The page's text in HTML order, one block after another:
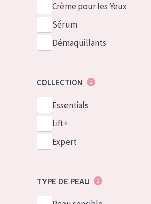
Crème pour les Yeux
Sérum
Démaquillants
COLLECTION
Essentials
Lift+
Expert
TYPE DE PEAU